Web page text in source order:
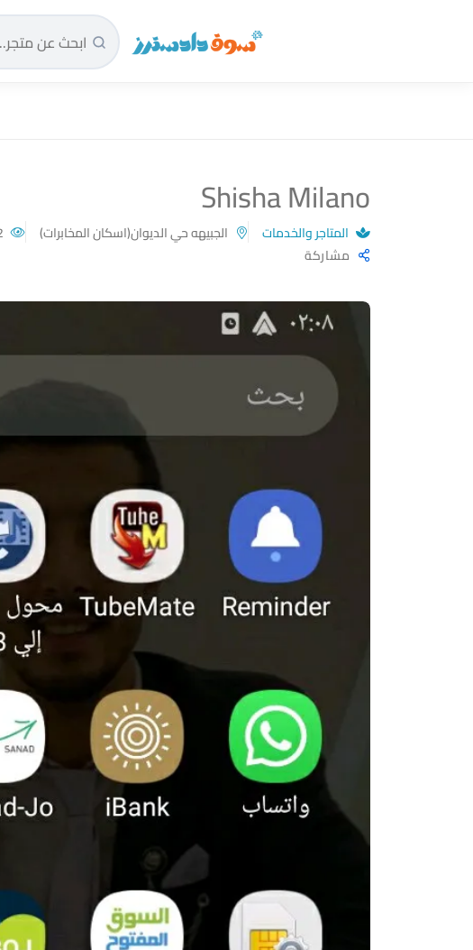
سوق دادسترز الرئيسية
Shisha Milano
المتاجر والخدمات الجبيهه حي الديوان(اسكان المخابرات)
مشاركة